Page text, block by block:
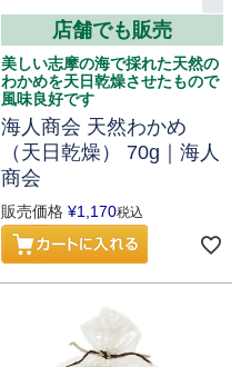
店舗でも販売
美しい志摩の海で採れた天然の
わかめを天日乾燥させたもので
風味良好です
海人商会 天然わかめ
（天日乾燥） 70g｜海人
商会
販売価格 ¥1,170税込